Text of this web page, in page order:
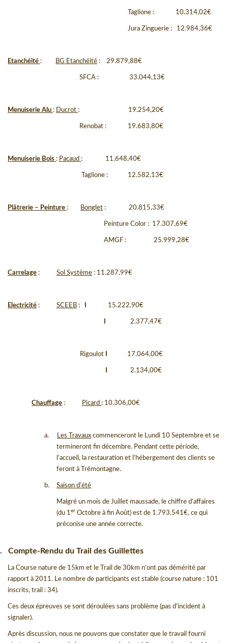
Taglione : 10.314,02€
Jura Zinguerie : 12.984,36€
Etanchéité : BG Etanchéité : 29.879,88€
SFCA : 33.044,13€
Menuiserie Alu : Ducrot : 19.254,20€
Renobat : 19.683,80€
Menuiserie Bois : Pacaud : 11.648,40€
Taglione : 12.582,13€
Plâtrerie – Peinture : Bonglet : 20.815,33€
Peinture Color : 17.307,69€
AMGF : 25.999,28€
Carrelage : Sol Système : 11.287,99€
Electricité : SCEEB : 15.222,90€
2.377,47€
Rigoulot 17.064,00€
2.134,00€
Chauffage : Picard : 10.306,00€
a. Les Travaux commenceront le Lundi 10 Septembre et se
termineront fin décembre. Pendant cette période,
l’accueil, la restauration et l’hébergement des clients se
feront à Trémontagne.
b. Saison d’été
Malgré un mois de Juillet maussade, le chiffre d’affaires
(du 1er Octobre à fin Août) est de 1.793.541€, ce qui
préconise une année correcte.
Compte-Rendu du Trail des Guillettes
La Course nature de 15km et le Trail de 30km n’ont pas démérité par
rapport à 2011. Le nombre de participants est stable (course nature : 101
inscrits, trail : 34).
Ces deux épreuves se sont déroulées sans problème (pas d’incident à
signaler).
Après discussion, nous ne pouvons que constater que le travail fourni